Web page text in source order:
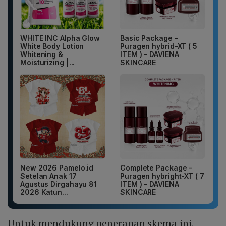
WHITE INC Alpha Glow
White Body Lotion
Whitening &
Moisturizing |...
Basic Package -
Puragen hybrid-XT ( 5
ITEM ) - DAVIENA
SKINCARE
New 2026 Pamelo.id
Setelan Anak 17
Agustus Dirgahayu 81
2026 Katun...
Complete Package -
Puragen hybright-XT ( 7
ITEM ) - DAVIENA
SKINCARE